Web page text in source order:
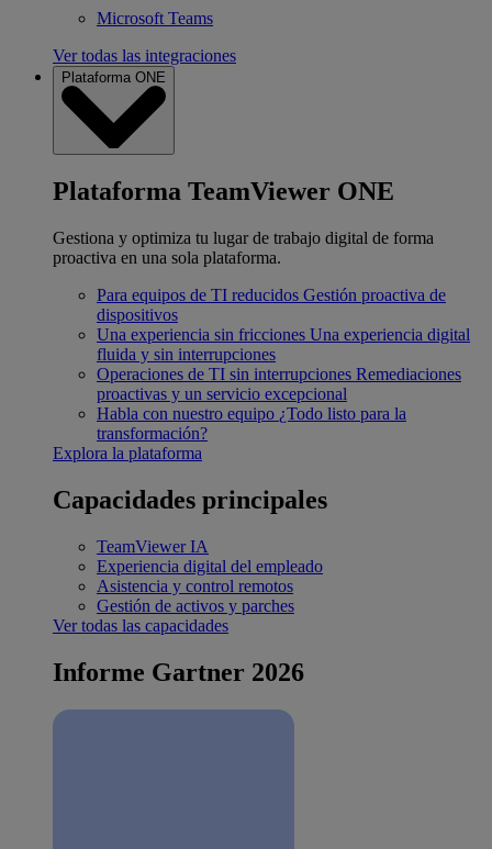
Microsoft Teams
Ver todas las integraciones
Plataforma ONE
Plataforma TeamViewer ONE
Gestiona y optimiza tu lugar de trabajo digital de forma
proactiva en una sola plataforma.
Para equipos de TI reducidos Gestión proactiva de
dispositivos
Una experiencia sin fricciones Una experiencia digital
fluida y sin interrupciones
Operaciones de TI sin interrupciones Remediaciones
proactivas y un servicio excepcional
Habla con nuestro equipo ¿Todo listo para la
transformación?
Explora la plataforma
Capacidades principales
TeamViewer IA
Experiencia digital del empleado
Asistencia y control remotos
Gestión de activos y parches
Ver todas las capacidades
Informe Gartner 2026